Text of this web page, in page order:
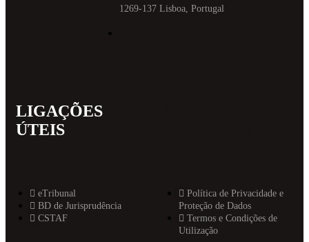
1269-137 Lisboa, Portugal
LIGAÇÕES
ÚTEIS
eTribunal
BD de Jurisprudência
CSTAF
Política de Privacidade e
Proteção de Dados
Termos e Condições de
Utilização